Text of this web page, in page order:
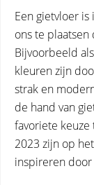
Een gietvloer
ons te
Bijvoorbeeld
kleuren zijn
strak en
de hand van
favoriete
2023 zijn op
inspireren